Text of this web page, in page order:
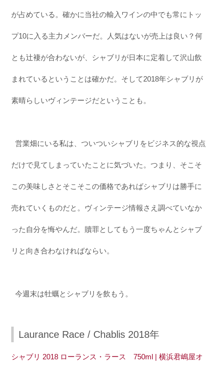
が占めている。確かに当社の輸入ワインの中でも常にトッ
プ10に入る主力メンバーだ。人気はないが売上は良い？何
とも辻褄が合わないが、シャブリが日本に定着して沢山飲
まれているということは確かだ。そして2018年シャブリが
素晴らしいヴィンテージだということも。
営業畑にいる私は、ついついシャブリをビジネス的な視点
だけで見てしまっていたことに気づいた。つまり、そこそ
この美味しさとそこそこの価格であればシャブリは勝手に
売れていくものだと。ヴィンテージ情報さえ調べていなか
った自分を悔やんだ。贖罪としてもう一度ちゃんとシャブ
リと向き合わなければならい。
今週末は牡蠣とシャブリを飲もう。
Laurance Race / Chablis 2018年
シャブリ 2018 ローランス・ラース 750ml | 横浜君嶋屋オ